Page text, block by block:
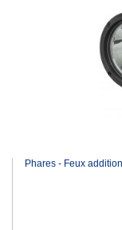
Phares - Feux